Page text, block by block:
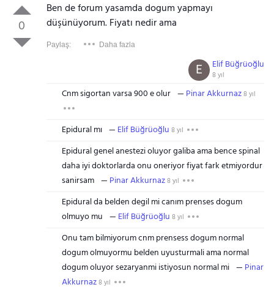
0
Ben de forum yasamda dogum yapmayı
düşünüyorum. Fiyatı nedir ama
Paylaş: Daha fazla
Elif Büğrüoğlu
8 yıl
E
Cnm sigortan varsa 900 e olur Pinar Akkurnaz8 yıl
Epidural mı Elif Büğrüoğlu 8 yıl
Epidural genel anestezi oluyor galiba ama bence spinal
daha iyi doktorlarda onu oneriyor fiyat fark etmiyordur
sanirsam
Pinar Akkurnaz8 yıl
Epidural da belden degil mi canım prenses dogum
olmuyo mu
Elif Büğrüoğlu 8 yıl
Onu tam bilmiyorum cnm prensess dogum normal
dogum olmuyormu belden uyusturmali ama normal
dogum oluyor sezaryanmi istiyosun normal mi
Pinar
Akkurnaz8 yıl